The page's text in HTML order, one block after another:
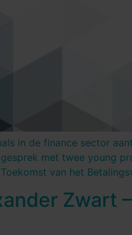
in de finance sector
met twee young
van het
Zwart